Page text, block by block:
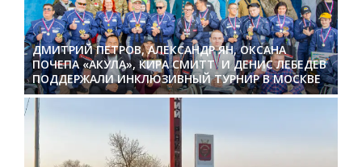
ДМИТРИЙ ПЕТРОВ, АЛЕКСАНДР ЯН, ОКСАНА
ПОЧЕПА «АКУЛА», КИРА СМИТТ И ДЕНИС ЛЕБЕДЕВ
ПОДДЕРЖАЛИ ИНКЛЮЗИВНЫЙ ТУРНИР В МОСКВЕ